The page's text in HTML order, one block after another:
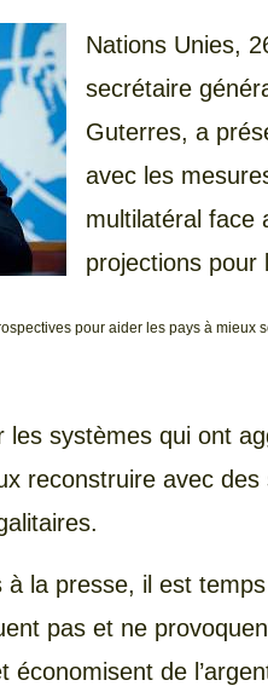
Nations Unies,
secrétaire
Guterres, a
avec les
multilatéral face
projections pour
pour aider les pays à mieux
systèmes qui ont
reconstruire avec
la presse, il est
pas et ne
de